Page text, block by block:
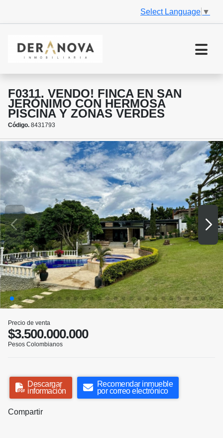
Select Language ▼
F0311. VENDO! FINCA EN SAN
JERÓNIMO CON HERMOSA
PISCINA Y ZONAS VERDES
Código. 8431793
Precio de venta
$3.500.000.000
Pesos Colombianos
Descargar
información
Recomendar inmueble
por correo electrónico
Compartir